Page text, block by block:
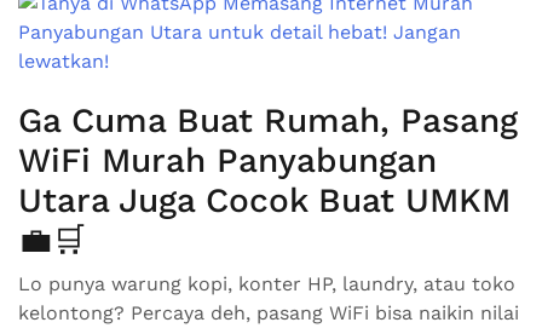
Ga Cuma Buat Rumah, Pasang
WiFi Murah Panyabungan
Utara Juga Cocok Buat UMKM
💼🛒
Lo punya warung kopi, konter HP, laundry, atau toko
kelontong? Percaya deh, pasang WiFi bisa naikin nilai